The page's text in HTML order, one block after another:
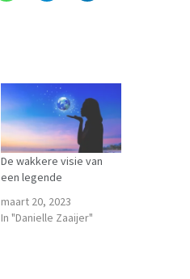
De wakkere visie van
een legende
maart 20, 2023
In "Danielle Zaaijer"